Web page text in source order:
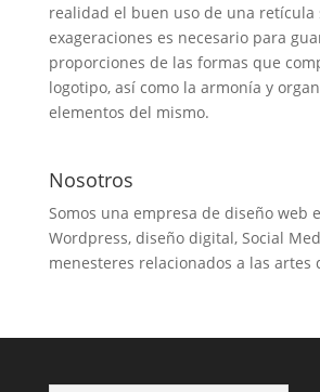
realidad el buen uso de una retícula
exageraciones es necesario para
proporciones de las formas que
logotipo, así como la armonía y
elementos del mismo.
Nosotros
Somos una empresa de diseño web
Wordpress, diseño digital, Social
menesteres relacionados a las artes